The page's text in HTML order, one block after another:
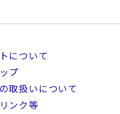
について
プ
取扱いについて
ンク等